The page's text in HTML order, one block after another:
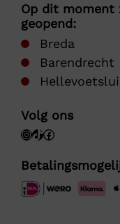
Op dit moment
geopend:
Breda
Barendrecht
Volg ons